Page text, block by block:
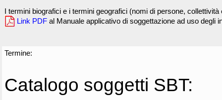
I termini biografici e i termini geografici (nomi di persone,
Link PDF al Manuale applicativo di soggettazione ad uso degli
Termine:
Catalogo soggetti SBT: